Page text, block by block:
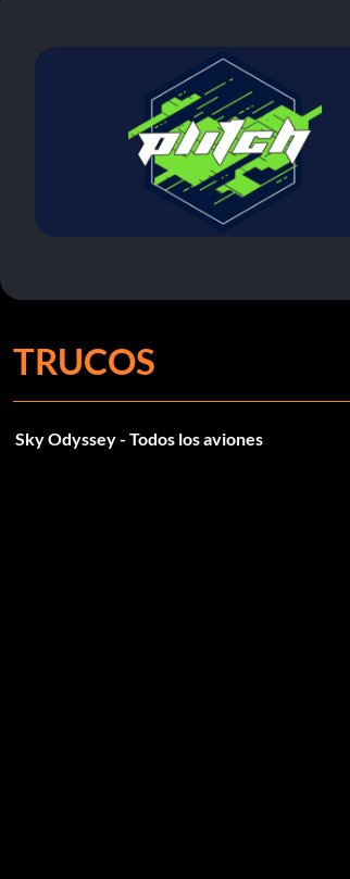
TRUCOS
Sky Odyssey - Todos los aviones